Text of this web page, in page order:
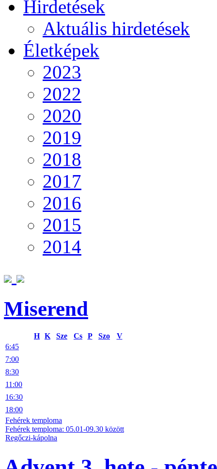
Hirdetések
Aktuális hirdetések
Életképek
2023
2022
2020
2019
2018
2017
2016
2015
2014
Miserend
H K Sze Cs P Szo
V
6:45
7:00
8:30
11:00
16:30
18:00
Fehérek temploma
Fehérek temploma: 05.01-09.30 között
Regőczi-kápolna